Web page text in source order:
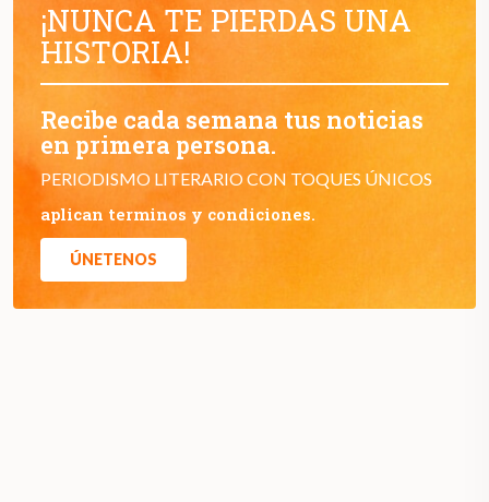
¡NUNCA TE PIERDAS UNA
HISTORIA!
Recibe cada semana tus noticias
en primera persona.
PERIODISMO LITERARIO CON TOQUES ÚNICOS
aplican terminos y condiciones.
ÚNETENOS